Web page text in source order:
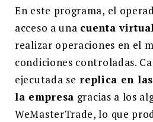
En este programa, el
acceso a una cuenta
realizar operaciones en el
condiciones controladas.
ejecutada se replica en
la empresa gracias a los
WeMasterTrade, lo que